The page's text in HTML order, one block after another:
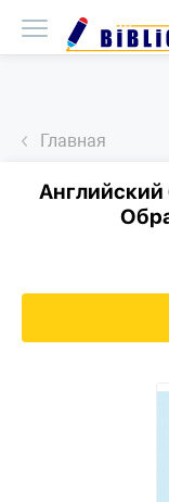
Главная
Английский